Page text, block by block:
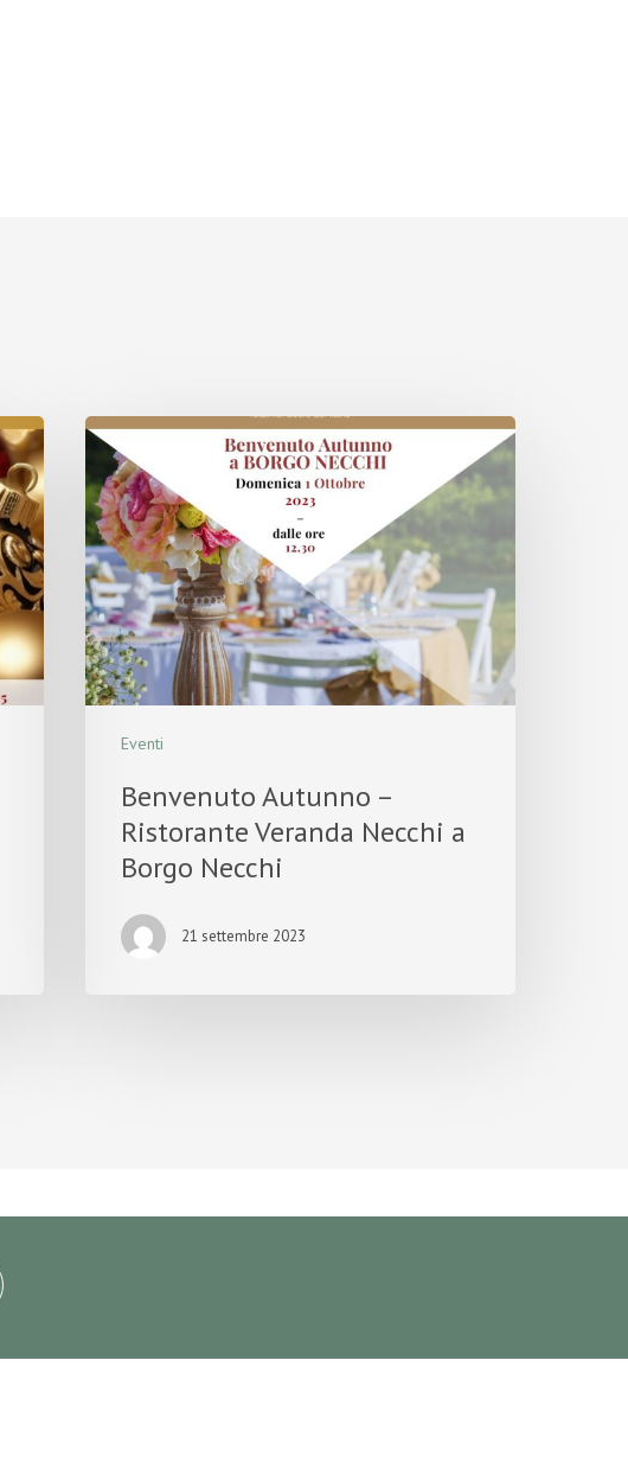
Eventi
Benvenuto Autunno –
Ristorante Veranda Necchi a
Borgo Necchi
21 settembre 2023